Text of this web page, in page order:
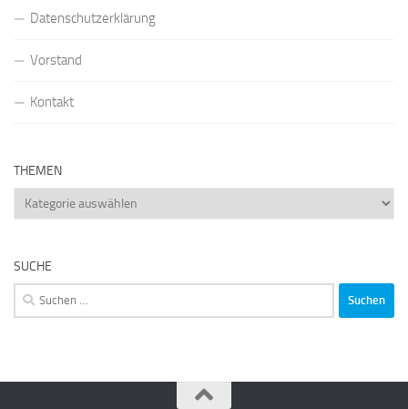
Datenschutzerklärung
Vorstand
Kontakt
THEMEN
Themen
SUCHE
Suchen
nach: